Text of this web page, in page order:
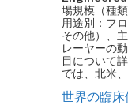
場規模（種
用途別：フ
その他）、
レーヤーの
目について
では、北米
世界の臨